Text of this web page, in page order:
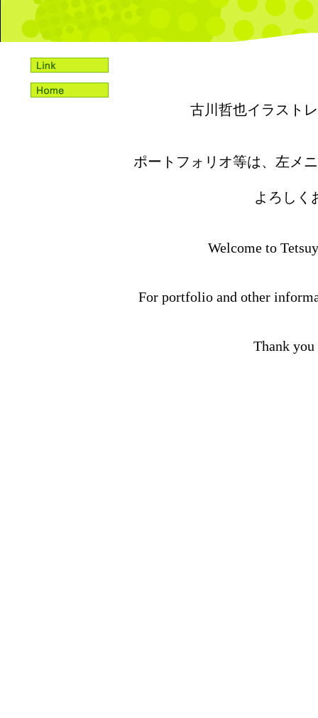
古川哲也イラスト
ポートフォリオ等は、左メ
よろしく
Welcome to
For portfolio and other
Thank